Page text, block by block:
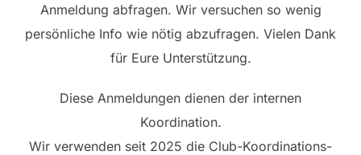
Anmeldung abfragen. Wir versuchen so wenig
persönliche Info wie nötig abzufragen. Vielen Dank
für Eure Unterstützung.
Diese Anmeldungen dienen der internen
Koordination.
Wir verwenden seit 2025 die Club-Koordinations-